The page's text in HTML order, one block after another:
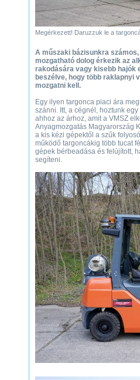
Megérkezett! Daruzzuk le a
A műszaki bázisunkra
mozgatható dolog érkezik az
rakodására vagy kisebb hajók
beszélve, hogy több raklapnyi
mozgatni kell.
Egy ilyen targonca piaci ára
szánni. Itt, a cégnél, hoztunk
ahhoz az árhoz, amit a VMSZ
Anyagmozgatás Magyarország
a kis kézi gépektől a szűk
működő targoncákig több tucat
gépek bérbeadása és felújított,
segíteni.